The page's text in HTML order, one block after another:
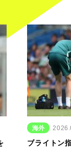
海外
ブライトン